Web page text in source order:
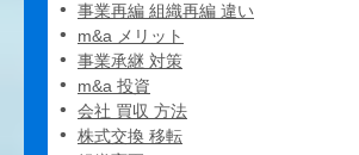
事業再編 組織再編 違い
m&a メリット
事業承継 対策
m&a 投資
会社 買収 方法
株式交換 移転